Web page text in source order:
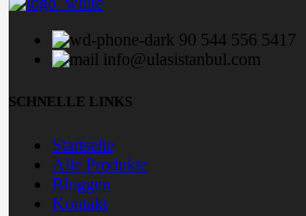
90 544 556 5417
info@ulasistanbul.com
SCHNELLE LINKS
Startseite
Alle Produkte
Bloggen
Kontakt